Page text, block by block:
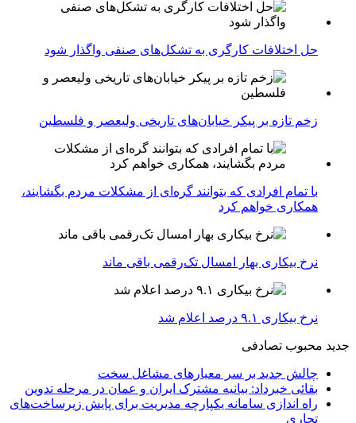
حل اختلافات کارگری به تشکل‌های صنفی واگذار شود
زخم تازه بر پیکر خیابان‌های تاریخی ولیعصر و فلسطین
با تمام افرادی که بتوانند گره‌ای از مشکلات مردم بگشایند،
همکاری خواهم کرد
نرخ بیکاری بهار امسال تک‌رقمی باقی ماند
نرخ بیکاری ۹.۱ درصد اعلام شد
جدید محبوب تصادفی
چالش جدید بر سر معیارهای مشاغل سخت
بقائی خبرداد: بیانیه مشترک ایران و عمان در مرحله تدوین
راه اندازی سامانه یکپارچه مدیریت برای پایش زیرساخت‌های
تجاری